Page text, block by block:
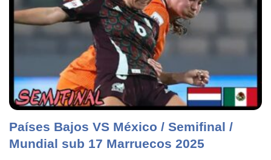
Países Bajos VS México / Semifinal /
Mundial sub 17 Marruecos 2025